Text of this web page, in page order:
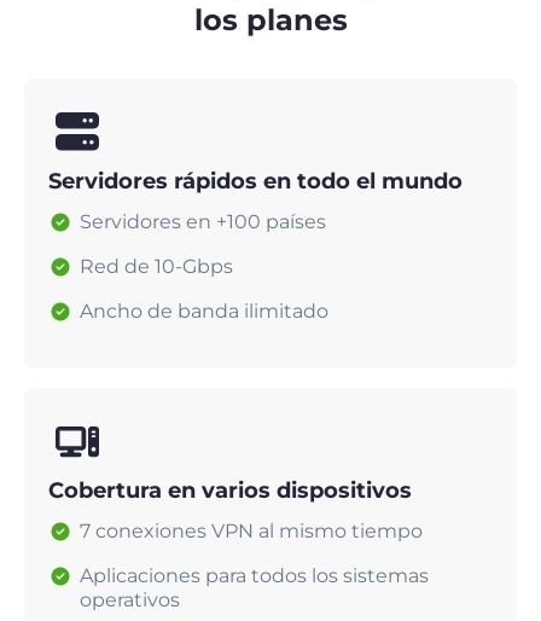
los planes
Servidores rápidos en todo el mundo
Servidores en +100 países
Red de 10-Gbps
Ancho de banda ilimitado
Cobertura en varios dispositivos
7 conexiones VPN al mismo tiempo
Aplicaciones para todos los sistemas
operativos